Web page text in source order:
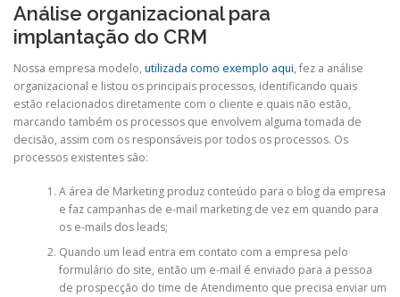
Análise organizacional para
implantação do CRM
Nossa empresa modelo, utilizada como exemplo aqui, fez a análise
organizacional e listou os principais processos, identificando quais
estão relacionados diretamente com o cliente e quais não estão,
marcando também os processos que envolvem alguma tomada de
decisão, assim com os responsáveis por todos os processos. Os
processos existentes são:
A área de Marketing produz conteúdo para o blog da empresa
e faz campanhas de e-mail marketing de vez em quando para
os e-mails dos leads;
Quando um lead entra em contato com a empresa pelo
formulário do site, então um e-mail é enviado para a pessoa
de prospecção do time de Atendimento que precisa enviar um